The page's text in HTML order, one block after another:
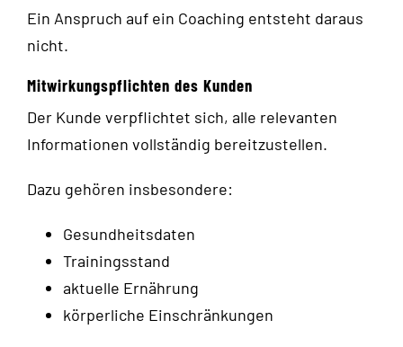
Ein Anspruch auf ein Coaching entsteht daraus
nicht.
Mitwirkungspflichten des Kunden
Der Kunde verpflichtet sich, alle relevanten
Informationen vollständig bereitzustellen.
Dazu gehören insbesondere:
Gesundheitsdaten
Trainingsstand
aktuelle Ernährung
körperliche Einschränkungen